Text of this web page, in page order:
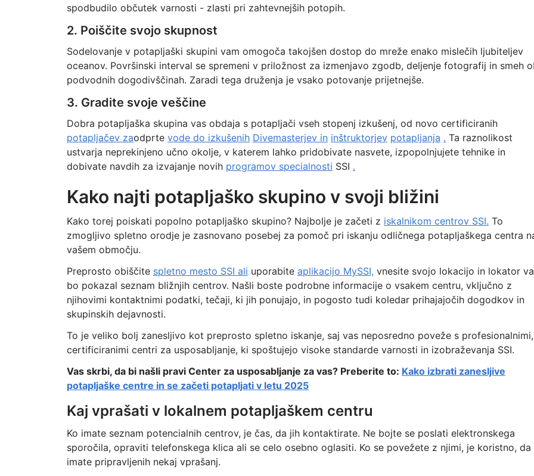
spodbudilo občutek varnosti - zlasti pri zahtevnejših potopih.
2. Poiščite svojo skupnost
Sodelovanje v potapljaški skupini vam omogoča takojšen dostop do mreže enako mislečih ljubiteljev
oceanov. Površinski interval se spremeni v priložnost za izmenjavo zgodb, deljenje fotografij in smeh
podvodnih dogodivščinah. Zaradi tega druženja je vsako potovanje prijetnejše.
3. Gradite svoje veščine
Dobra potapljaška skupina vas obdaja s potapljači vseh stopenj izkušenj, od novo certificiranih
potapljačev zaodprte vode do izkušenih Divemasterjev in inštruktorjev potapljanja . Ta raznolikost
ustvarja neprekinjeno učno okolje, v katerem lahko pridobivate nasvete, izpopolnjujete tehnike in
dobivate navdih za izvajanje novih programov specialnosti SSI .
Kako najti potapljaško skupino v svoji bližini
Kako torej poiskati popolno potapljaško skupino? Najbolje je začeti z iskalnikom centrov SSI. To
zmogljivo spletno orodje je zasnovano posebej za pomoč pri iskanju odličnega potapljaškega centra
vašem območju.
Preprosto obiščite spletno mesto SSI ali uporabite aplikacijo MySSI, vnesite svojo lokacijo in lokator
bo pokazal seznam bližnjih centrov. Našli boste podrobne informacije o vsakem centru, vključno z
njihovimi kontaktnimi podatki, tečaji, ki jih ponujajo, in pogosto tudi koledar prihajajočih dogodkov in
skupinskih dejavnosti.
To je veliko bolj zanesljivo kot preprosto spletno iskanje, saj vas neposredno poveže s profesionalnimi,
certificiranimi centri za usposabljanje, ki spoštujejo visoke standarde varnosti in izobraževanja SSI.
Vas skrbi, da bi našli pravi Center za usposabljanje za vas? Preberite to: Kako izbrati zanesljive
potapljaške centre in se začeti potapljati v letu 2025
Kaj vprašati v lokalnem potapljaškem centru
Ko imate seznam potencialnih centrov, je čas, da jih kontaktirate. Ne bojte se poslati elektronskega
sporočila, opraviti telefonskega klica ali se celo osebno oglasiti. Ko se povežete z njimi, je koristno, da
imate pripravljenih nekaj vprašanj.